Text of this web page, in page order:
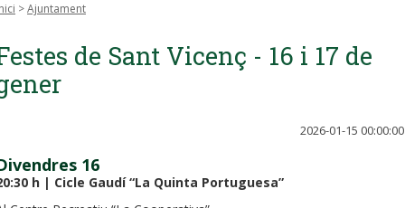
>Ajuntament
de Sant Vicenç - 16 i 17 de
2026-01-15 00:00:00
16
h | Cicle Gaudí “La Quinta Portuguesa”